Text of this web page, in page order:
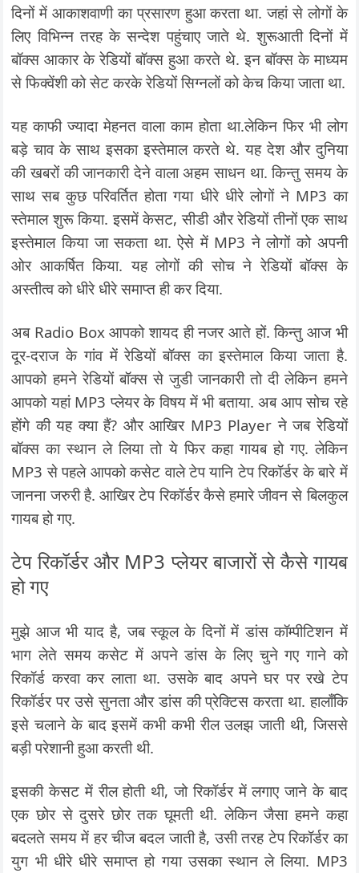
दिनों में आकाशवाणी का प्रसारण हुआ करता था. जहां से लोगों के
लिए विभिन्न तरह के सन्देश पहुंचाए जाते थे. शुरूआती दिनों में
बॉक्स आकार के रेडियों बॉक्स हुआ करते थे. इन बॉक्स के माध्यम
से फिक्वेंशी को सेट करके रेडियों सिग्नलों को केच किया जाता था.
यह काफी ज्यादा मेहनत वाला काम होता था.लेकिन फिर भी लोग
बड़े चाव के साथ इसका इस्तेमाल करते थे. यह देश और दुनिया
की खबरों की जानकारी देने वाला अहम साधन था. किन्तु समय के
साथ सब कुछ परिवर्तित होता गया धीरे धीरे लोगों ने MP3 का
स्तेमाल शुरू किया. इसमें केसट, सीडी और रेडियों तीनों एक साथ
इस्तेमाल किया जा सकता था. ऐसे में MP3 ने लोगों को अपनी
ओर आकर्षित किया. यह लोगों की सोच ने रेडियों बॉक्स के
अस्तीत्व को धीरे धीरे समाप्त ही कर दिया.
अब Radio Box आपको शायद ही नजर आते हों. किन्तु आज भी
दूर-दराज के गांव में रेडियों बॉक्स का इस्तेमाल किया जाता है.
आपको हमने रेडियों बॉक्स से जुडी जानकारी तो दी लेकिन हमने
आपको यहां MP3 प्लेयर के विषय में भी बताया. अब आप सोच रहे
होंगे की यह क्या हैं? और आखिर MP3 Player ने जब रेडियों
बॉक्स का स्थान ले लिया तो ये फिर कहा गायब हो गए. लेकिन
MP3 से पहले आपको कसेट वाले टेप यानि टेप रिकॉर्डर के बारे में
जानना जरुरी है. आखिर टेप रिकॉर्डर कैसे हमारे जीवन से बिलकुल
गायब हो गए.
टेप रिकॉर्डर और MP3 प्लेयर बाजारों से कैसे गायब
हो गए
मुझे आज भी याद है, जब स्कूल के दिनों में डांस कॉम्पीटिशन में
भाग लेते समय कसेट में अपने डांस के लिए चुने गए गाने को
रिकॉर्ड करवा कर लाता था. उसके बाद अपने घर पर रखे टेप
रिकॉर्डर पर उसे सुनता और डांस की प्रेक्टिस करता था. हालाँकि
इसे चलाने के बाद इसमें कभी कभी रील उलझ जाती थी, जिससे
बड़ी परेशानी हुआ करती थी.
इसकी केसट में रील होती थी, जो रिकॉर्डर में लगाए जाने के बाद
एक छोर से दुसरे छोर तक घूमती थी. लेकिन जैसा हमने कहा
बदलते समय में हर चीज बदल जाती है, उसी तरह टेप रिकॉर्डर का
युग भी धीरे धीरे समाप्त हो गया उसका स्थान ले लिया. MP3